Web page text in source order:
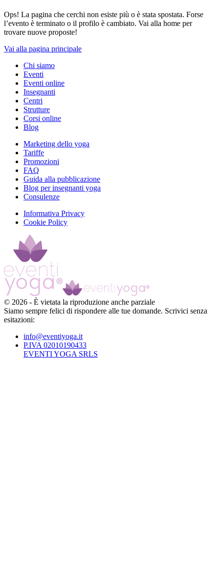
Ops! La pagina che cerchi non esiste più o è stata spostata. Forse
l’evento è terminato o il profilo è cambiato. Vai alla home per
trovare nuove proposte!
Vai alla pagina principale
Chi siamo
Eventi
Eventi online
Insegnanti
Centri
Strutture
Corsi online
Blog
Marketing dello yoga
Tariffe
Promozioni
FAQ
Guida alla pubblicazione
Blog per insegnanti yoga
Consulenze
Informativa Privacy
Cookie Policy
© 2026 - È vietata la riproduzione anche parziale
Siamo sempre felici di rispondere alle tue domande. Scrivici senza
esitazioni:
info@eventiyoga.it
P.IVA 02010190433
EVENTI YOGA SRLS